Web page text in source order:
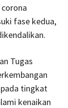
fase kedua,
Tugas
tingkat
kenaikan